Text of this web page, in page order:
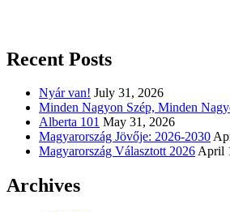
Recent Posts
Nyár van! July 31, 2026
Minden Nagyon Szép, Minden
Alberta 101 May 31, 2026
Magyarország Jövője: 2026-2030
Magyarország Választott 2026April
Archives